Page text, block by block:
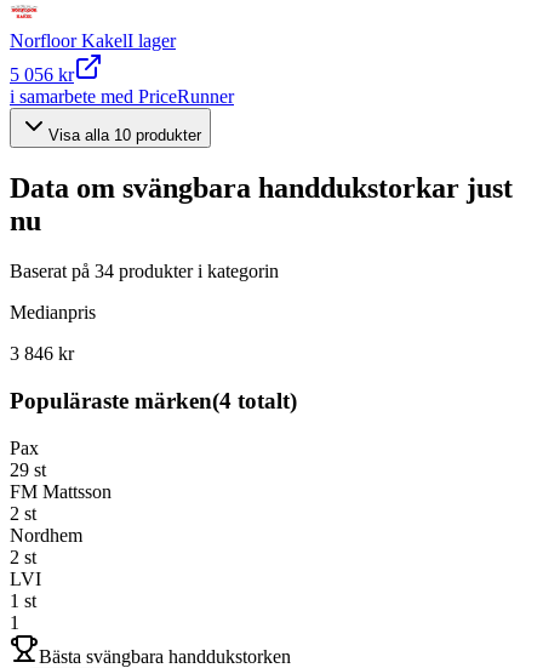
Norfloor KakelI lager
5 056 kr
i samarbete med PriceRunner
Visa alla 10 produkter
Data om svängbara handdukstorkar just
nu
Baserat på 34 produkter i kategorin
Medianpris
3 846 kr
Populäraste märken(4 totalt)
Pax
29 st
FM Mattsson
2 st
Nordhem
2 st
LVI
1 st
1
Bästa svängbara handdukstorken